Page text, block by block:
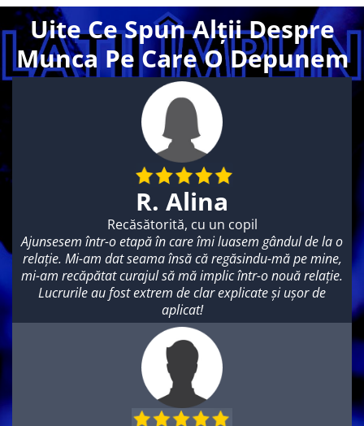
Uite Ce Spun Alții Despre
Munca Pe Care O Depunem
R. Alina
Recăsătorită, cu un copil
Ajunsesem într-o etapă în care îmi luasem gândul de la o
relație. Mi-am dat seama însă că regăsindu-mă pe mine,
mi-am recăpătat curajul să mă implic într-o nouă relație.
Lucrurile au fost extrem de clar explicate și ușor de
aplicat!